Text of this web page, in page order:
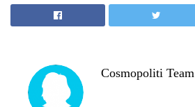
Cosmopoliti Team